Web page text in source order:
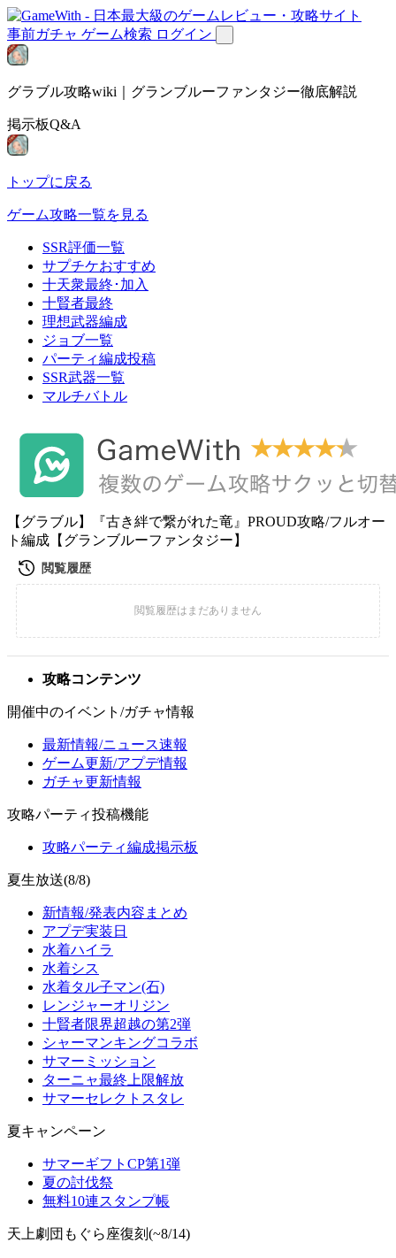
事前ガチャ ゲーム検索 ログイン
グラブル攻略wiki｜グランブルーファンタジー徹底解説
掲示板Q&A
トップに戻る
ゲーム攻略一覧を見る
SSR評価一覧
サプチケおすすめ
十天衆最終･加入
十賢者最終
理想武器編成
ジョブ一覧
パーティ編成投稿
SSR武器一覧
マルチバトル
【グラブル】『古き絆で繋がれた竜』PROUD攻略/フルオー
ト編成【グランブルーファンタジー】
攻略コンテンツ
開催中のイベント/ガチャ情報
最新情報/ニュース速報
ゲーム更新/アプデ情報
ガチャ更新情報
攻略パーティ投稿機能
攻略パーティ編成掲示板
夏生放送(8/8)
新情報/発表内容まとめ
アプデ実装日
水着ハイラ
水着シス
水着タル子マン(石)
レンジャーオリジン
十賢者限界超越の第2弾
シャーマンキングコラボ
サマーミッション
ターニャ最終上限解放
サマーセレクトスタレ
夏キャンペーン
サマーギフトCP第1弾
夏の討伐祭
無料10連スタンプ帳
天上劇団もぐら座復刻(~8/14)